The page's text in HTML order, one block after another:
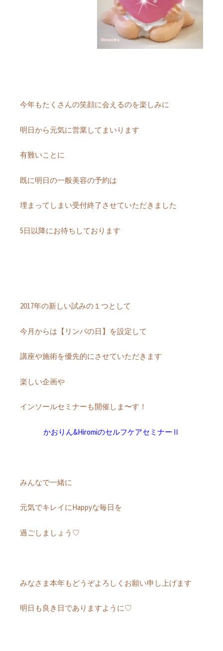
今年もたくさんの笑顔に会えるのを楽しみに
明日から元気に営業してまいります
有難いことに
既に明日の一般美容の予約は
埋まってしまい受付終了させていただきました
5日以降にお待ちしております
2017年の新しい試みの１つとして
今月からは【リンパの日】を設定して
講座や施術を優先的にさせていただきます
楽しい企画や
インソールセミナーも開催しま〜す！
かおりん&HiromiのセルフケアセミナーⅡ
みんなで一緒に
元気でキレイにHappyな毎日を
過ごしましょう♡
みなさま本年もどうぞよろしくお願い申し上げます
明日も良き日でありますように♡